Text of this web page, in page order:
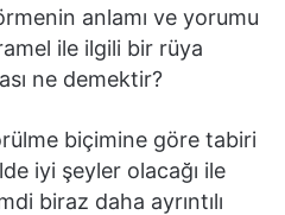
anlamı ve yorumu
ile ilgili bir rüya
ne demektir?
biçimine göre tabiri
iyi şeyler olacağı ile
biraz daha ayrıntılı